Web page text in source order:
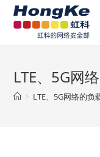
LTE、5G网
> LTE、5G网络的负